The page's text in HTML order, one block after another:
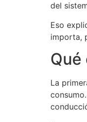
del
Eso
importa,
Qué
La